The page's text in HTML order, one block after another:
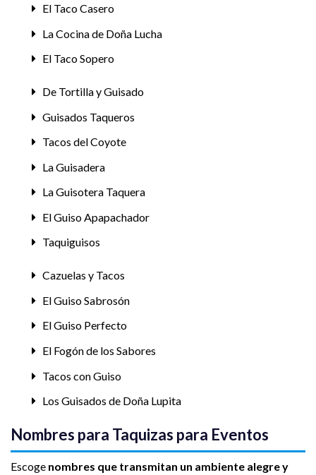
El Taco Casero
La Cocina de Doña Lucha
El Taco Sopero
De Tortilla y Guisado
Guisados Taqueros
Tacos del Coyote
La Guisadera
La Guisotera Taquera
El Guiso Apapachador
Taquiguisos
Cazuelas y Tacos
El Guiso Sabrosón
El Guiso Perfecto
El Fogón de los Sabores
Tacos con Guiso
Los Guisados de Doña Lupita
Nombres para Taquizas para Eventos
Escoge nombres que transmitan un ambiente alegre y